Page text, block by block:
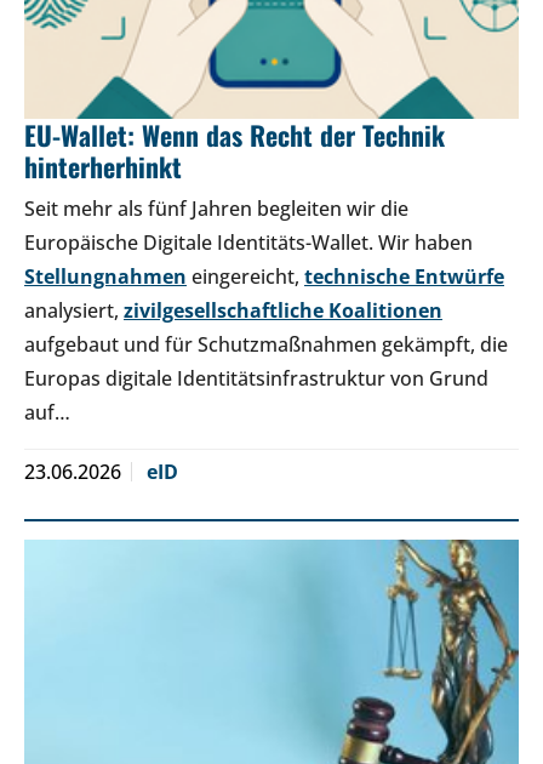
EU-Wallet: Wenn das Recht der Technik
hinterherhinkt
Seit mehr als fünf Jahren begleiten wir die
Europäische Digitale Identitäts-Wallet. Wir haben
Stellungnahmen eingereicht, technische Entwürfe
analysiert, zivilgesellschaftliche Koalitionen
aufgebaut und für Schutzmaßnahmen gekämpft, die
Europas digitale Identitätsinfrastruktur von Grund
auf…
23.06.2026 eID